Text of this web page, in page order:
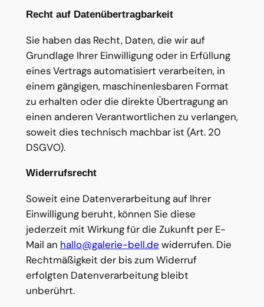
Recht auf Datenübertragbarkeit
Sie haben das Recht, Daten, die wir auf
Grundlage Ihrer Einwilligung oder in Erfüllung
eines Vertrags automatisiert verarbeiten, in
einem gängigen, maschinenlesbaren Format
zu erhalten oder die direkte Übertragung an
einen anderen Verantwortlichen zu verlangen,
soweit dies technisch machbar ist (Art. 20
DSGVO).
Widerrufsrecht
Soweit eine Datenverarbeitung auf Ihrer
Einwilligung beruht, können Sie diese
jederzeit mit Wirkung für die Zukunft per E-
Mail an hallo@galerie-bell.de widerrufen. Die
Rechtmäßigkeit der bis zum Widerruf
erfolgten Datenverarbeitung bleibt
unberührt.